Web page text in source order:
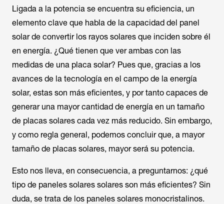
Ligada a la potencia se encuentra su eficiencia, un
elemento clave que habla de la capacidad del panel
solar de convertir los rayos solares que inciden sobre él
en energía. ¿Qué tienen que ver ambas con las
medidas de una placa solar? Pues que, gracias a los
avances de la tecnología en el campo de la energía
solar, estas son más eficientes, y por tanto capaces de
generar una mayor cantidad de energía en un tamaño
de placas solares cada vez más reducido. Sin embargo,
y como regla general, podemos concluir que, a mayor
tamaño de placas solares, mayor será su potencia.
Esto nos lleva, en consecuencia, a preguntarnos: ¿qué
tipo de paneles solares solares son más eficientes? Sin
duda, se trata de los paneles solares monocristalinos.